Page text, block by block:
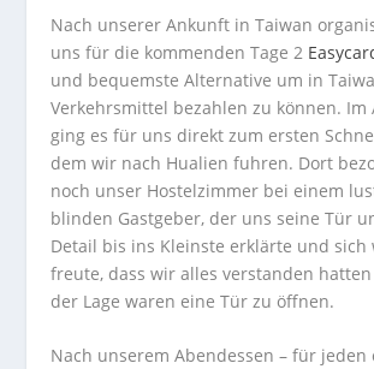
Nach unserer Ankunft in Taiwan
uns für die kommenden Tage 2
und bequemste Alternative um in
Verkehrsmittel bezahlen zu können. Im
ging es für uns direkt zum ersten
dem wir nach Hualien fuhren. Dort
noch unser Hostelzimmer bei einem
blinden Gastgeber, der uns seine Tür
Detail bis ins Kleinste erklärte und sich
freute, dass wir alles verstanden
der Lage waren eine Tür zu öffnen.
Nach unserem Abendessen – für jeden